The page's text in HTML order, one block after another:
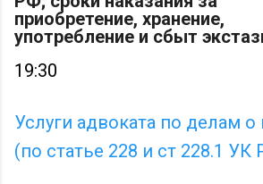
приобретение, хранение,
употребление и сбыт
19:30
Услуги адвоката по делам о
(по статье 228 и ст 228.1